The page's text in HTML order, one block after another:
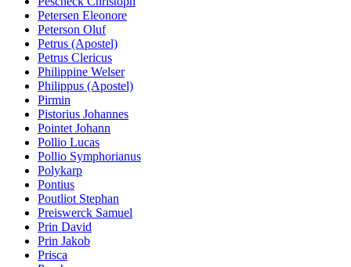
Petersen Eleonore
Peterson Oluf
Petrus (Apostel)
Petrus Clericus
Philippine Welser
Philippus (Apostel)
Pirmin
Pistorius Johannes
Pointet Johann
Pollio Lucas
Pollio Symphorianus
Polykarp
Pontius
Poutliot Stephan
Preiswerck Samuel
Prin David
Prin Jakob
Prisca